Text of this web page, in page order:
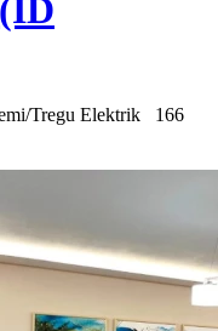
Tregu Elektrik
166